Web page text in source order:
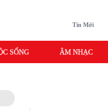
Tin Mới
SỐNG ÂM NHẠC